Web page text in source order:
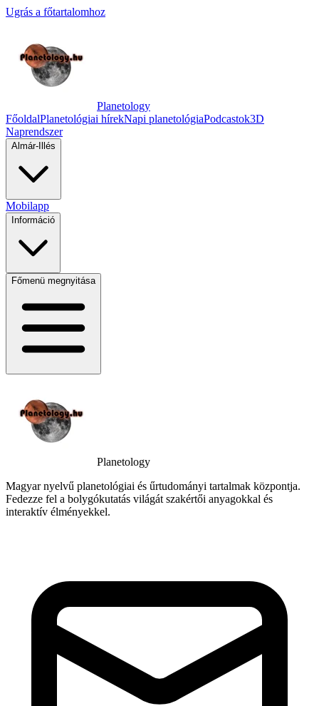
Ugrás a főtartalomhoz
Planetology
FőoldalPlanetológiai hírekNapi planetológiaPodcastok3D
Naprendszer
Almár-Illés
Mobilapp
Információ
Főmenü megnyitása
Planetology
Magyar nyelvű planetológiai és űrtudományi tartalmak központja.
Fedezze fel a bolygókutatás világát szakértői anyagokkal és
interaktív élményekkel.